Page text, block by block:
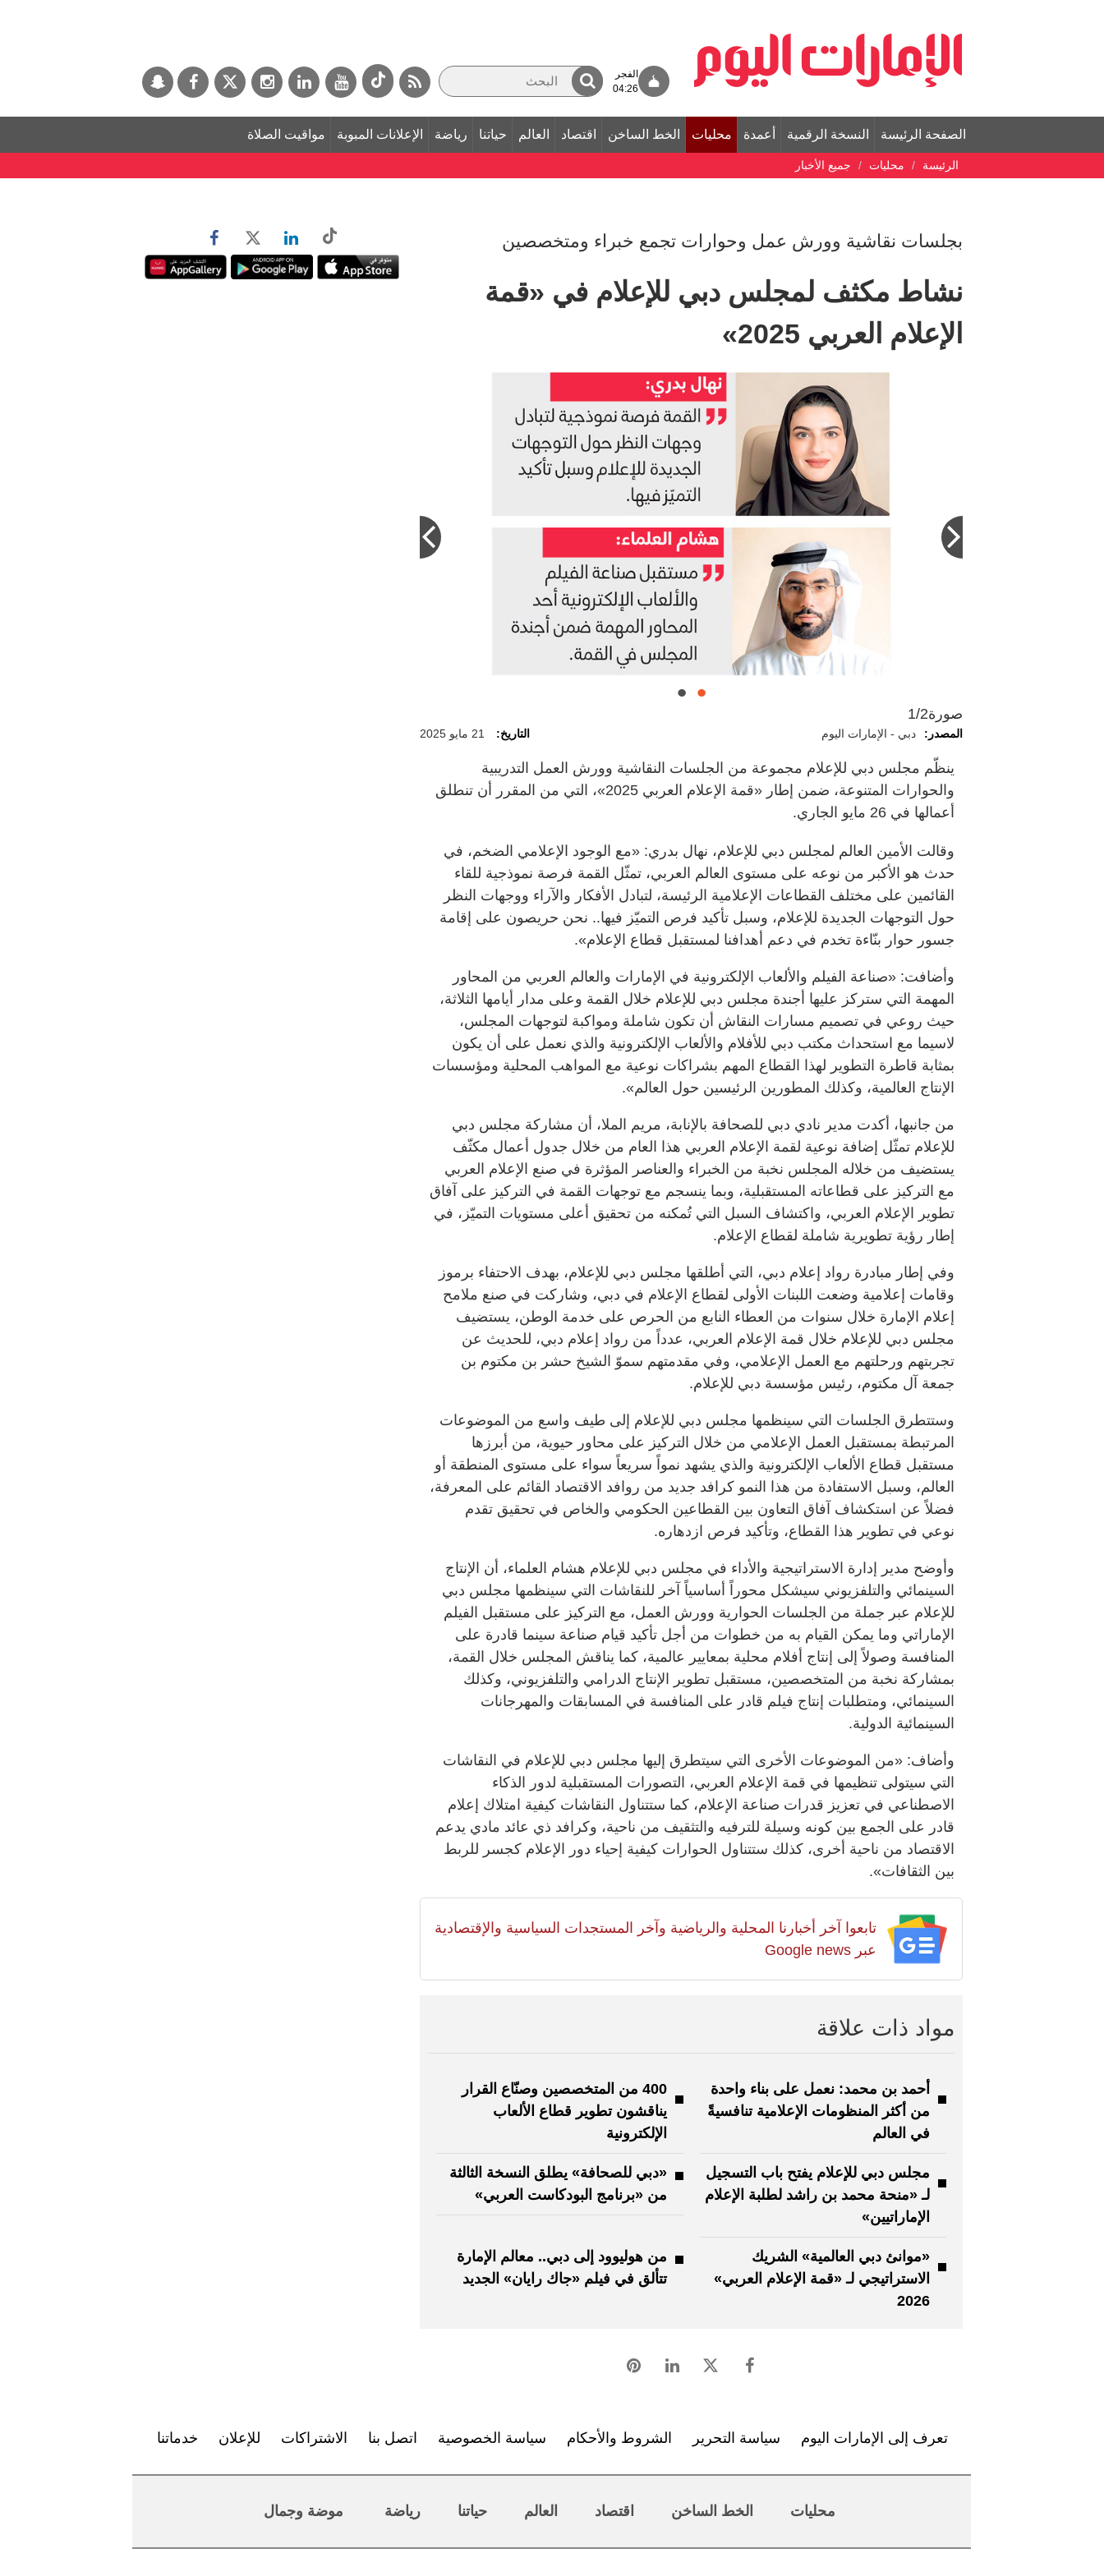
الفجر
04:26
الصفحة الرئيسة النسخة الرقمية أعمدة محليات الخط الساخن اقتصاد العالم حياتنا رياضة الإعلانات المبوبة مواقيت الصلاة
الرئيسة محليات جميع الأخبار
بجلسات نقاشية وورش عمل وحوارات تجمع خبراء ومتخصصين
نشاط مكثف لمجلس دبي للإعلام في «قمة
الإعلام العربي 2025»
صورة1/2
المصدر: دبي - الإمارات اليوم التاريخ: 21 مايو 2025
ينظّم مجلس دبي للإعلام مجموعة من الجلسات النقاشية وورش العمل التدريبية
والحوارات المتنوعة، ضمن إطار «قمة الإعلام العربي 2025»، التي من المقرر أن تنطلق
أعمالها في 26 مايو الجاري.
وقالت الأمين العالم لمجلس دبي للإعلام، نهال بدري: «مع الوجود الإعلامي الضخم، في
حدث هو الأكبر من نوعه على مستوى العالم العربي، تمثّل القمة فرصة نموذجية للقاء
القائمين على مختلف القطاعات الإعلامية الرئيسة، لتبادل الأفكار والآراء ووجهات النظر
حول التوجهات الجديدة للإعلام، وسبل تأكيد فرص التميّز فيها.. نحن حريصون على إقامة
جسور حوار بنّاءة تخدم في دعم أهدافنا لمستقبل قطاع الإعلام».
وأضافت: «صناعة الفيلم والألعاب الإلكترونية في الإمارات والعالم العربي من المحاور
المهمة التي ستركز عليها أجندة مجلس دبي للإعلام خلال القمة وعلى مدار أيامها الثلاثة،
حيث روعي في تصميم مسارات النقاش أن تكون شاملة ومواكبة لتوجهات المجلس،
لاسيما مع استحداث مكتب دبي للأفلام والألعاب الإلكترونية والذي نعمل على أن يكون
بمثابة قاطرة التطوير لهذا القطاع المهم بشراكات نوعية مع المواهب المحلية ومؤسسات
الإنتاج العالمية، وكذلك المطورين الرئيسين حول العالم».
من جانبها، أكدت مدير نادي دبي للصحافة بالإنابة، مريم الملا، أن مشاركة مجلس دبي
للإعلام تمثّل إضافة نوعية لقمة الإعلام العربي هذا العام من خلال جدول أعمال مكثّف
يستضيف من خلاله المجلس نخبة من الخبراء والعناصر المؤثرة في صنع الإعلام العربي
مع التركيز على قطاعاته المستقبلية، وبما ينسجم مع توجهات القمة في التركيز على آفاق
تطوير الإعلام العربي، واكتشاف السبل التي تُمكنه من تحقيق أعلى مستويات التميّز، في
إطار رؤية تطويرية شاملة لقطاع الإعلام.
وفي إطار مبادرة رواد إعلام دبي، التي أطلقها مجلس دبي للإعلام، بهدف الاحتفاء برموز
وقامات إعلامية وضعت اللبنات الأولى لقطاع الإعلام في دبي، وشاركت في صنع ملامح
إعلام الإمارة خلال سنوات من العطاء النابع من الحرص على خدمة الوطن، يستضيف
مجلس دبي للإعلام خلال قمة الإعلام العربي، عدداً من رواد إعلام دبي، للحديث عن
تجربتهم ورحلتهم مع العمل الإعلامي، وفي مقدمتهم سموّ الشيخ حشر بن مكتوم بن
جمعة آل مكتوم، رئيس مؤسسة دبي للإعلام.
وستتطرق الجلسات التي سينظمها مجلس دبي للإعلام إلى طيف واسع من الموضوعات
المرتبطة بمستقبل العمل الإعلامي من خلال التركيز على محاور حيوية، من أبرزها
مستقبل قطاع الألعاب الإلكترونية والذي يشهد نمواً سريعاً سواء على مستوى المنطقة أو
العالم، وسبل الاستفادة من هذا النمو كرافد جديد من روافد الاقتصاد القائم على المعرفة،
فضلاً عن استكشاف آفاق التعاون بين القطاعين الحكومي والخاص في تحقيق تقدم
نوعي في تطوير هذا القطاع، وتأكيد فرص ازدهاره.
وأوضح مدير إدارة الاستراتيجية والأداء في مجلس دبي للإعلام هشام العلماء، أن الإنتاج
السينمائي والتلفزيوني سيشكل محوراً أساسياً آخر للنقاشات التي سينظمها مجلس دبي
للإعلام عبر جملة من الجلسات الحوارية وورش العمل، مع التركيز على مستقبل الفيلم
الإماراتي وما يمكن القيام به من خطوات من أجل تأكيد قيام صناعة سينما قادرة على
المنافسة وصولاً إلى إنتاج أفلام محلية بمعايير عالمية، كما يناقش المجلس خلال القمة،
بمشاركة نخبة من المتخصصين، مستقبل تطوير الإنتاج الدرامي والتلفزيوني، وكذلك
السينمائي، ومتطلبات إنتاج فيلم قادر على المنافسة في المسابقات والمهرجانات
السينمائية الدولية.
وأضاف: «من الموضوعات الأخرى التي سيتطرق إليها مجلس دبي للإعلام في النقاشات
التي سيتولى تنظيمها في قمة الإعلام العربي، التصورات المستقبلية لدور الذكاء
الاصطناعي في تعزيز قدرات صناعة الإعلام، كما ستتناول النقاشات كيفية امتلاك إعلام
قادر على الجمع بين كونه وسيلة للترفيه والتثقيف من ناحية، وكرافد ذي عائد مادي يدعم
الاقتصاد من ناحية أخرى، كذلك ستتناول الحوارات كيفية إحياء دور الإعلام كجسر للربط
بين الثقافات».
تابعوا آخر أخبارنا المحلية والرياضية وآخر المستجدات السياسية والإقتصادية
عبر Google news
مواد ذات علاقة
أحمد بن محمد: نعمل على بناء واحدة
من أكثر المنظومات الإعلامية تنافسيةً
في العالم
400 من المتخصصين وصنّاع القرار
يناقشون تطوير قطاع الألعاب
الإلكترونية
مجلس دبي للإعلام يفتح باب التسجيل
لـ «منحة محمد بن راشد لطلبة الإعلام
الإماراتيين»
«دبي للصحافة» يطلق النسخة الثالثة
من «برنامج البودكاست العربي»
«موانئ دبي العالمية» الشريك
الاستراتيجي لـ «قمة الإعلام العربي»
2026
من هوليوود إلى دبي.. معالم الإمارة
تتألق في فيلم «جاك رايان» الجديد
تعرف إلى الإمارات اليوم سياسة التحرير الشروط والأحكام سياسة الخصوصية اتصل بنا الاشتراكات للإعلان خدماتنا
محليات الخط الساخن اقتصاد العالم حياتنا رياضة موضة وجمال